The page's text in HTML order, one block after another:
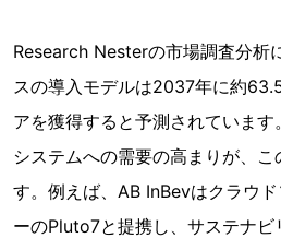
Research Nesterの市場調査分析
スの導入モデルは2037年に約
アを獲得すると予測されていま
システムへの需要の高まりが、こ
す。例えば、AB InBevはクラウ
ーのPluto7と提携し、サステナビ